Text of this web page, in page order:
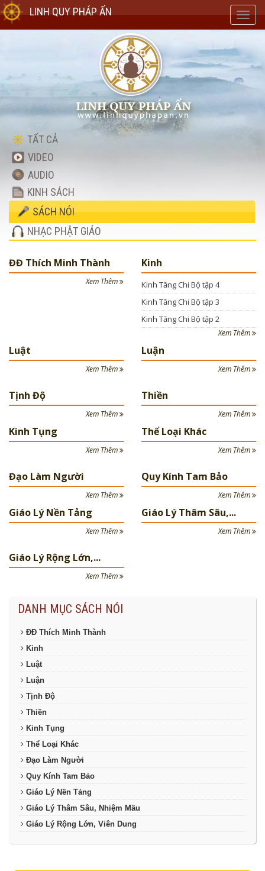
LINH QUY PHÁP ẤN
TẤT CẢ
VIDEO
AUDIO
KINH SÁCH
SÁCH NÓI
NHẠC PHẬT GIÁO
ĐĐ Thích Minh Thành
Xem Thêm
Kinh
Kinh Tăng Chi Bộ tập 4
Kinh Tăng Chi Bộ tập 3
Kinh Tăng Chi Bộ tập 2
Xem Thêm
Luật
Xem Thêm
Luận
Xem Thêm
Tịnh Độ
Xem Thêm
Thiền
Xem Thêm
Kinh Tụng
Xem Thêm
Thể Loại Khác
Xem Thêm
Đạo Làm Người
Xem Thêm
Quy Kính Tam Bảo
Xem Thêm
Giáo Lý Nền Tảng
Xem Thêm
Giáo Lý Thâm Sâu,...
Xem Thêm
Giáo Lý Rộng Lớn,...
Xem Thêm
DANH MỤC SÁCH NÓI
ĐĐ Thích Minh Thành
Kinh
Luật
Luận
Tịnh Độ
Thiền
Kinh Tụng
Thể Loại Khác
Đạo Làm Người
Quy Kính Tam Bảo
Giáo Lý Nền Tảng
Giáo Lý Thâm Sâu, Nhiệm Mầu
Giáo Lý Rộng Lớn, Viên Dung